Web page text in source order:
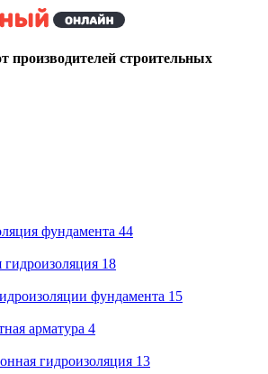
производителей строительных
фундамента 44
гидроизоляция 18
фундамента 15
арматура 4
гидроизоляция 13